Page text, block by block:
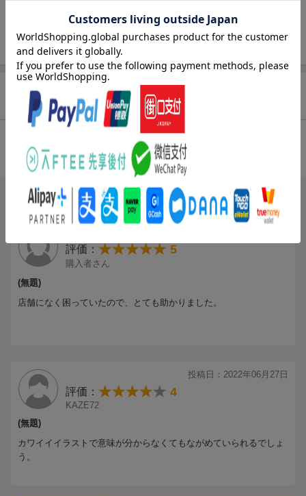
たちのさまざまな願いかなえてくれるおまじないがいっぱい！
読めばみんな前向き＆ハッピーになれる1冊です。
商品レビュー（2件）
総合評価：
条件に満たないため、評価は表示できません。
ブックスのレビュー（2件）
評価： 5
購入者さん
(無題)
店舗になく困っていたので、とても助かりました。
投稿日：2022年06月27日
評価： 4
KAZE72
(無題)
カワイイイラストで意味が分からなくてもながめていられるでしょ
う。